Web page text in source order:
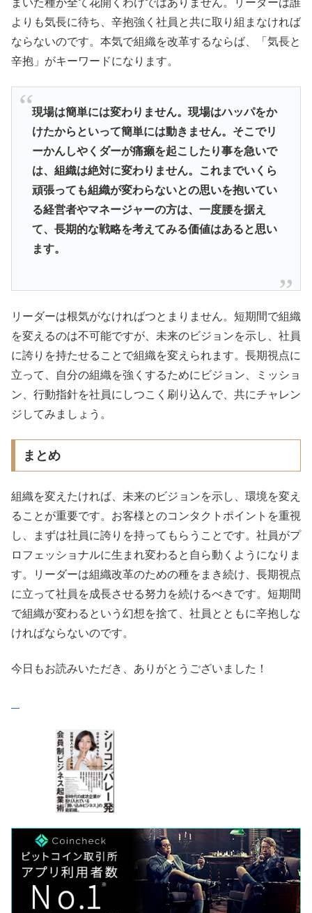
よりも気長に待ち、辛抱強く社員と共に取り組まなければ
ならないのです。本気で組織を改革するならば、「気長と
辛抱」がキーワードになります。
現場は簡単には変わりません。現場はハッパをか
けたからといって簡単には動きません。そこでリ
ーかんしやくダーが痛癩を起こしたり事を急いで
は、組織は絶対に変わりません。これまでいくら
頑張っても組織が変わらないとの思いを抱いてい
る経営者やマネージャーの方は、一度腰を据え
て、長期的な戦略を考えてみる価値はあると思い
ます。
リーダーは根気がなければつとまりません。短期間で組織
を変えるのは不可能ですが、未来のビジョンを示し、社員
に誇りを持たせることで組織を変えられます。長期視点に
立って、自分の組織を強くするためにビジョン、ミッショ
ン、行動指針を社員にしつこく刷り込んで、共にチャレン
ジしてみましょう。
まとめ
組織を変えたければ、未来のビジョンを示し、環境を変え
ることが重要です。お客様とのコンタクトポイントを重視
し、まずは社員に誇りを持ってもらうことです。社員がプ
ロフェッショナルに生まれ変わると自ら動くようになりま
す。リーダーは組織改革のための種をまき続け、長期視点
に立って社員を成長させる努力を続けるべきです。短期間
で組織が変わるという幻想を捨て、社員とともに辛抱しな
ければならないのです。
今日もお読みいただき、ありがとうございました！